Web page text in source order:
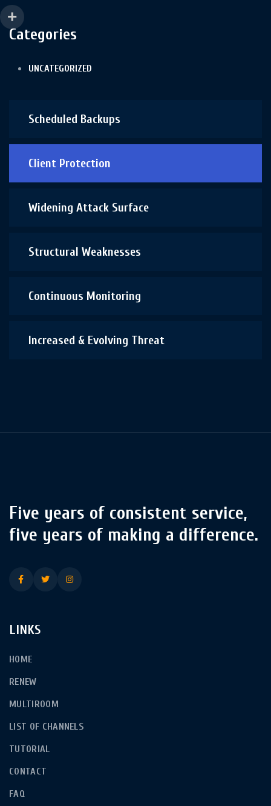
Categories
UNCATEGORIZED
Scheduled Backups
Client Protection
Widening Attack Surface
Structural Weaknesses
Continuous Monitoring
Increased & Evolving Threat
Five years of consistent service,
five years of making a difference.
LINKS
HOME
RENEW
MULTIROOM
LIST OF CHANNELS
TUTORIAL
CONTACT
FAQ